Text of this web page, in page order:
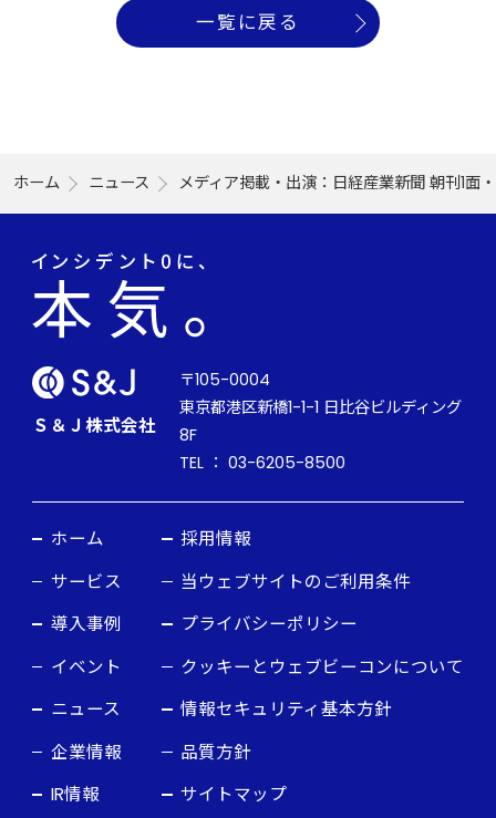
一覧に戻る
ホーム ニュース メディア掲載・出演：日経産業新聞 朝刊1面
Ｓ＆Ｊ株式会社
〒105-0004
東京都港区新橋1-1-1 日比谷ビルディング
8F
TEL ： 03-6205-8500
ホーム
サービス
導入事例
イベント
ニュース
企業情報
IR情報
採用情報
当ウェブサイトのご利用条件
プライバシーポリシー
クッキーとウェブビーコンについて
情報セキュリティ基本方針
品質方針
サイトマップ